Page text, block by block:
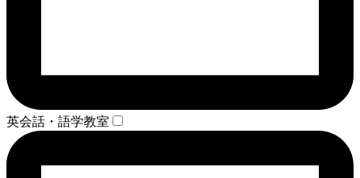
英会話・語学教室